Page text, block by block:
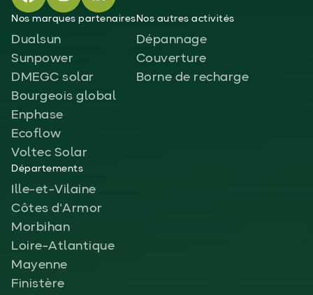
Nos marques partenaires
Dualsun
Sunpower
DMEGC solar
Bourgeois global
Enphase
Ecoflow
Voltec Solar
Nos autres activités
Dépannage
Couverture
Borne de recharge
Départements
Ille-et-Vilaine
Côtes d'Armor
Morbihan
Loire-Atlantique
Mayenne
Finistère